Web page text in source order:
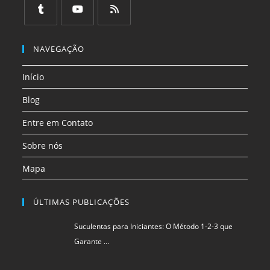
uma
aba
em
uma
aba
uma
em
nova
aba
em
aba
aba
NAVEGAÇÃO
Início
Blog
Entre em Contato
Sobre nós
Mapa
ÚLTIMAS PUBLICAÇÕES
Suculentas para Iniciantes: O Método 1-2-3 que
Garante …